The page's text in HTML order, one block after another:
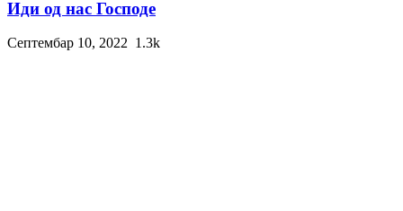
Иди од нас Господе
Септембар 10, 2022 1.3k